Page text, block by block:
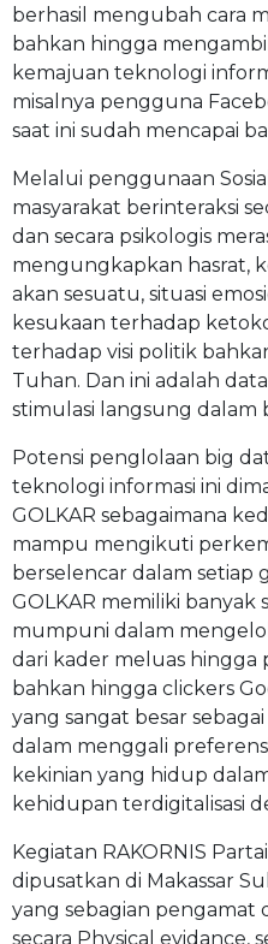
berhasil mengubah cara
bahkan hingga
kemajuan teknologi
misalnya pengguna
saat ini sudah mencapai
Melalui penggunaan
masyarakat berinteraksi
dan secara psikologis
mengungkapkan hasrat,
akan sesuatu, situasi
kesukaan terhadap
terhadap visi politik
Tuhan. Dan ini adalah
stimulasi langsung dalam
Potensi penglolaan big
teknologi informasi ini
GOLKAR sebagaimana
mampu mengikuti
berselencar dalam setiap
GOLKAR memiliki banyak
mumpuni dalam
dari kader meluas hingga
bahkan hingga clickers
yang sangat besar
dalam menggali
kekinian yang hidup
kehidupan terdigitalisasi
Kegiatan RAKORNIS
dipusatkan di Makassar
yang sebagian
secara Physical evidance,